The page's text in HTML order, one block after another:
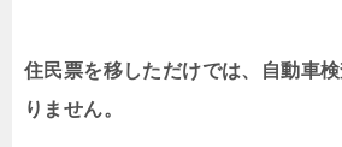
住民票を移しただけでは、自動車
りません。